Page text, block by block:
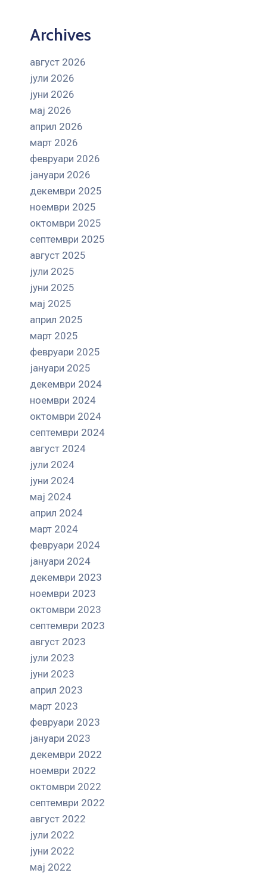
Archives
август 2026
јули 2026
јуни 2026
мај 2026
април 2026
март 2026
февруари 2026
јануари 2026
декември 2025
ноември 2025
октомври 2025
септември 2025
август 2025
јули 2025
јуни 2025
мај 2025
април 2025
март 2025
февруари 2025
јануари 2025
декември 2024
ноември 2024
октомври 2024
септември 2024
август 2024
јули 2024
јуни 2024
мај 2024
април 2024
март 2024
февруари 2024
јануари 2024
декември 2023
ноември 2023
октомври 2023
септември 2023
август 2023
јули 2023
јуни 2023
април 2023
март 2023
февруари 2023
јануари 2023
декември 2022
ноември 2022
октомври 2022
септември 2022
август 2022
јули 2022
јуни 2022
мај 2022